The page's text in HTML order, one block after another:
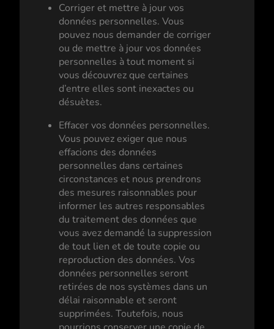
Corriger et mettre à jour vos
données personnelles. Vous
pouvez nous demander de corriger
ou de mettre à jour vos données
personnelles à tout moment si
vous découvrez que certaines
d’entre elles sont inexactes ou
désuètes.
Effacer vos données personnelles.
Vous pouvez exiger que nous
effacions des données
personnelles dans certaines
circonstances et nous prendrons
des mesures raisonnables pour
informer les autres responsables
du traitement des données que
vous avez demandé la suppression
de tout lien et de toute copie ou
reproduction des données. Vos
données personnelles seront
retirées de nos systèmes dans un
délai raisonnable et seront
supprimées. Toutefois, nous